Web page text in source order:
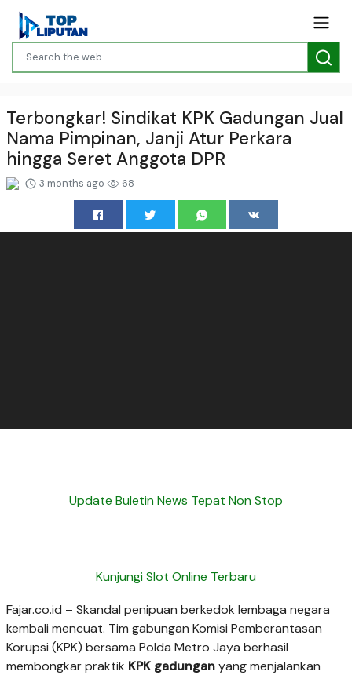
Terbongkar! Sindikat KPK Gadungan Jual
Nama Pimpinan, Janji Atur Perkara
hingga Seret Anggota DPR
3 months ago 68
Update Buletin News Tepat Non Stop
Kunjungi Slot Online Terbaru
Fajar.co.id – Skandal penipuan berkedok lembaga negara
kembali mencuat. Tim gabungan Komisi Pemberantasan
Korupsi (KPK) bersama Polda Metro Jaya berhasil
membongkar praktik KPK gadunganyang menjalankan